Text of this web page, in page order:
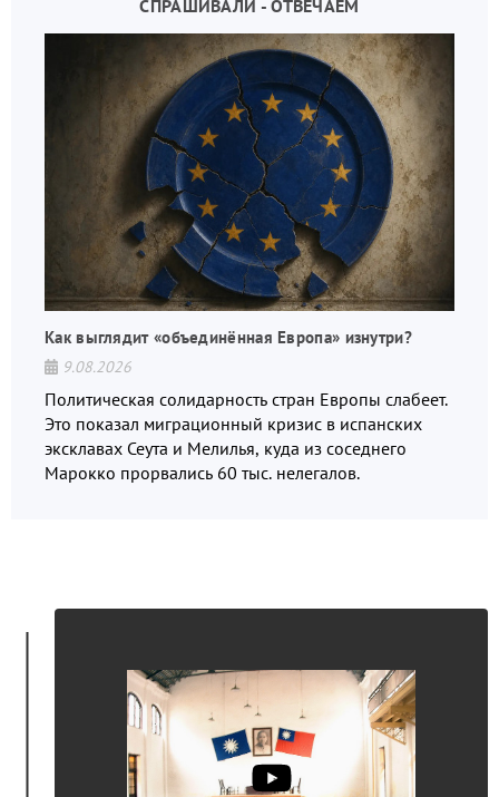
СПРАШИВАЛИ - ОТВЕЧАЕМ
Как выглядит «объединённая Европа» изнутри?
9.08.2026
Политическая солидарность стран Европы слабеет.
Это показал миграционный кризис в испанских
эксклавах Сеута и Мелилья, куда из соседнего
Марокко прорвались 60 тыс. нелегалов.